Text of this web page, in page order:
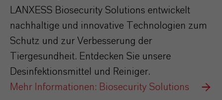
LANXESS Biosecurity Solutions entwickelt
nachhaltige und innovative Technologien zum
Schutz und zur Verbesserung der
Tiergesundheit. Entdecken Sie unsere
Desinfektionsmittel und Reiniger.
Mehr Informationen: Biosecurity Solutions